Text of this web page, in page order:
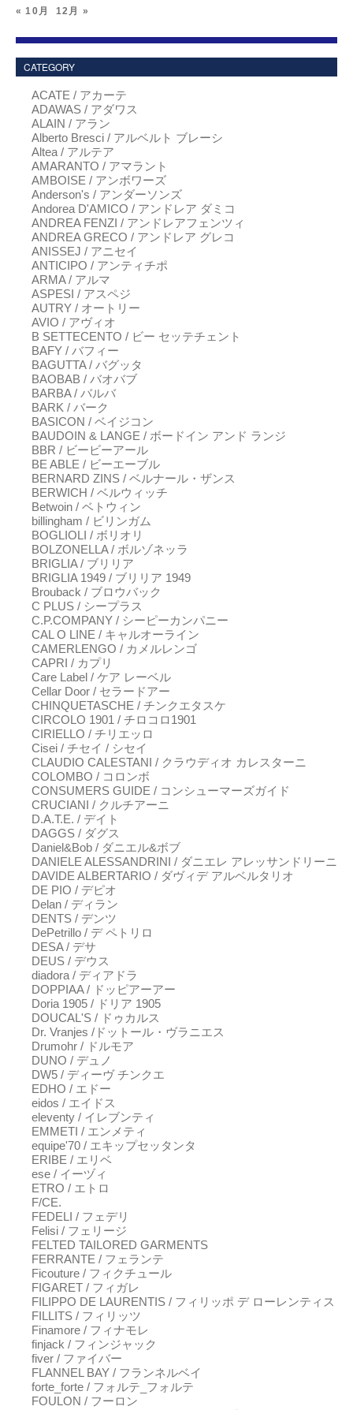
« 10月 12月 »
CATEGORY
ACATE / アカーテ
ADAWAS / アダワス
ALAIN / アラン
Alberto Bresci / アルベルト ブレーシ
Altea / アルテア
AMARANTO / アマラント
AMBOISE / アンボワーズ
Anderson's / アンダーソンズ
Andorea D'AMICO / アンドレア ダミコ
ANDREA FENZI / アンドレアフェンツィ
ANDREA GRECO / アンドレア グレコ
ANISSEJ / アニセイ
ANTICIPO / アンティチポ
ARMA / アルマ
ASPESI / アスペジ
AUTRY / オートリー
AVIO / アヴィオ
B SETTECENTO / ビー セッテチェント
BAFY / バフィー
BAGUTTA / バグッタ
BAOBAB / バオバブ
BARBA / バルバ
BARK / バーク
BASICON / ベイジコン
BAUDOIN & LANGE / ボードイン アンド ランジ
BBR / ビービーアール
BE ABLE / ビーエーブル
BERNARD ZINS / ベルナール・ザンス
BERWICH / ベルウィッチ
Betwoin / ベトウィン
billingham / ビリンガム
BOGLIOLI / ボリオリ
BOLZONELLA / ボルゾネッラ
BRIGLIA / ブリリア
BRIGLIA 1949 / ブリリア 1949
Brouback / ブロウバック
C PLUS / シープラス
C.P.COMPANY / シーピーカンパニー
CAL O LINE / キャルオーライン
CAMERLENGO / カメルレンゴ
CAPRI / カプリ
Care Label / ケア レーベル
Cellar Door / セラードアー
CHINQUETASCHE / チンクエタスケ
CIRCOLO 1901 / チロコロ1901
CIRIELLO / チリエッロ
Cisei / チセイ / シセイ
CLAUDIO CALESTANI / クラウディオ カレスターニ
COLOMBO / コロンボ
CONSUMERS GUIDE / コンシューマーズガイド
CRUCIANI / クルチアーニ
D.A.T.E. / デイト
DAGGS / ダグス
Daniel&Bob / ダニエル&ボブ
DANIELE ALESSANDRINI / ダニエレ アレッサンドリーニ
DAVIDE ALBERTARIO / ダヴィデ アルベルタリオ
DE PIO / デピオ
Delan / ディラン
DENTS / デンツ
DePetrillo / デ ペトリロ
DESA / デサ
DEUS / デウス
diadora / ディアドラ
DOPPIAA / ドッピアーアー
Doria 1905 / ドリア 1905
DOUCAL'S / ドゥカルス
Dr. Vranjes /ドットール・ヴラニエス
Drumohr / ドルモア
DUNO / デュノ
DW5 / ディーヴ チンクエ
EDHO / エドー
eidos / エイドス
eleventy / イレブンティ
EMMETI / エンメティ
equipe'70 / エキップセッタンタ
ERIBE / エリベ
ese / イーヅィ
ETRO / エトロ
F/CE.
FEDELI / フェデリ
Felisi / フェリージ
FELTED TAILORED GARMENTS
FERRANTE / フェランテ
Ficouture / フィクチュール
FIGARET / フィガレ
FILIPPO DE LAURENTIS / フィリッポ デ ローレンティス
FILLITS / フィリッツ
Finamore / フィナモレ
finjack / フィンジャック
fiver / ファイバー
FLANNEL BAY / フランネルベイ
forte_forte / フォルテ_フォルテ
FOULON / フーロン